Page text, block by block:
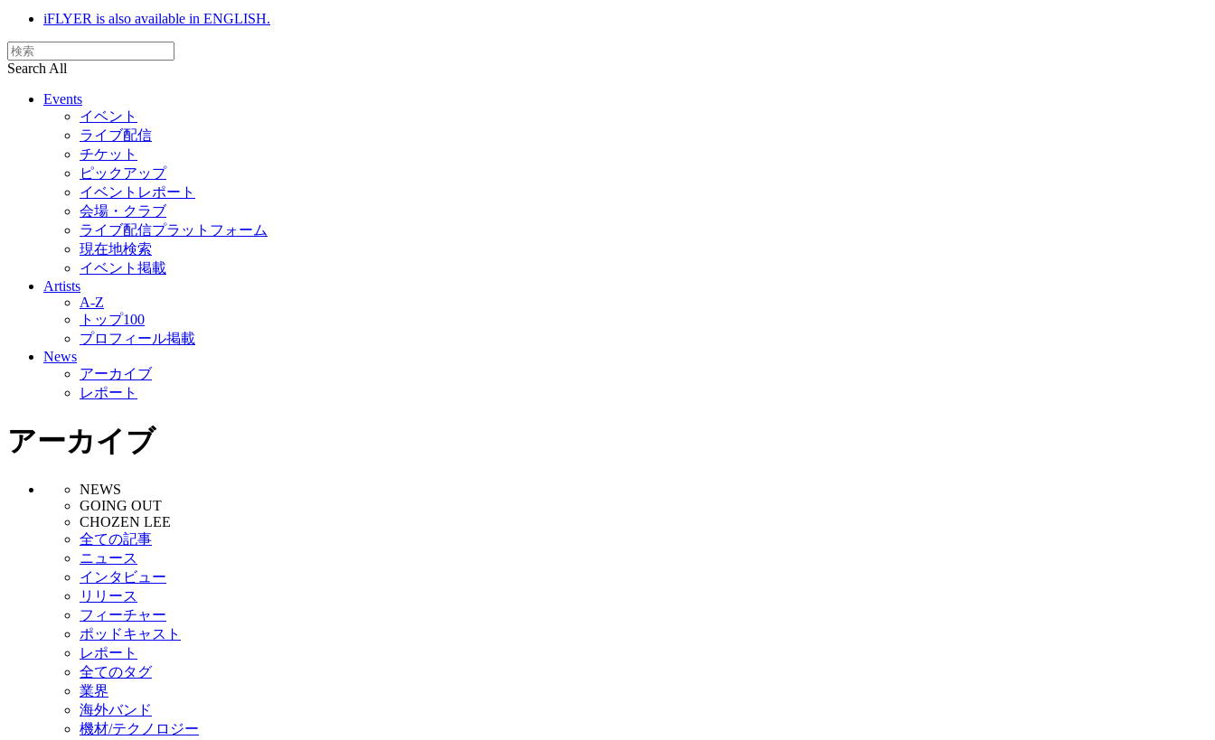
iFLYER is also available in ENGLISH.
Search All
Events
イベント
ライブ配信
チケット
ピックアップ
イベントレポート
会場・クラブ
ライブ配信プラットフォーム
現在地検索
イベント掲載
Artists
A-Z
トップ100
プロフィール掲載
News
アーカイブ
レポート
アーカイブ
NEWS
GOING OUT
CHOZEN LEE
全ての記事
ニュース
インタビュー
リリース
フィーチャー
ポッドキャスト
レポート
全てのタグ
業界
海外バンド
機材/テクノロジー